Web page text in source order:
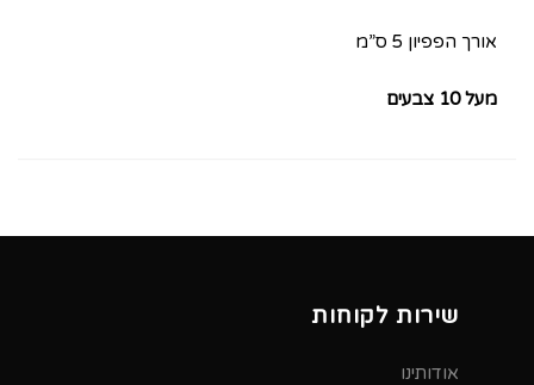
אורך הפפיון 5 ס”מ
מעל 10 צבעים
שירות לקוחות
אודותינו